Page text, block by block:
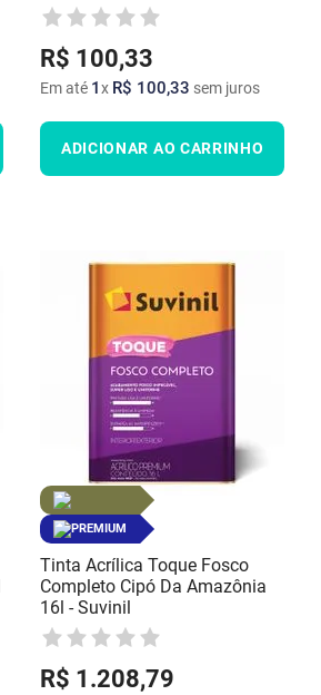
R$ 100,33
Em até 1x R$ 100,33 sem juros
ADICIONAR AO CARRINHO
PREMIUM
Tinta Acrílica Toque Fosco
Completo Cipó Da Amazônia
16l - Suvinil
R$ 1 .208,79